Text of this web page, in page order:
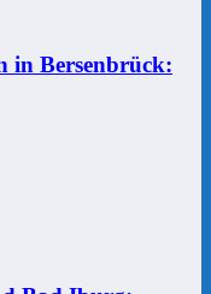
in Bersenbrück: